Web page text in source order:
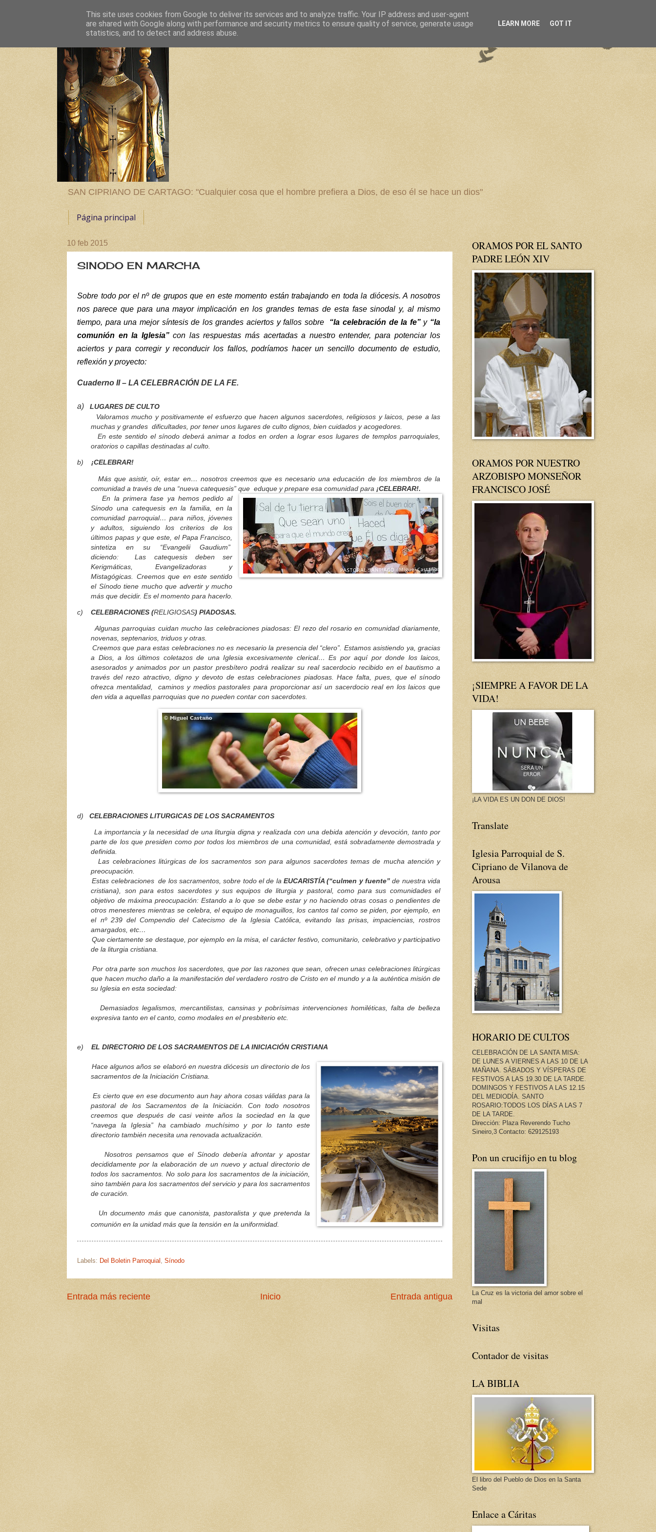
SAN CIPRIANO DE CARTAGO: "Cualquier cosa que el hombre prefiera a Dios, de eso él se hace un dios"
Página principal
10 feb 2015
SINODO EN MARCHA
Sobre todo por el nº de grupos que en este momento están trabajando en toda la diócesis. A nosotros
nos parece que para una mayor implicación en los grandes temas de esta fase sinodal y, al mismo
tiempo, para una mejor síntesis de los grandes aciertos y fallos sobre “la celebración de la fe”y “la
comunión en la Iglesia”con las respuestas más acertadas a nuestro entender, para potenciar los
aciertos y para corregir y reconducir los fallos, podríamos hacer un sencillo documento de estudio,
reflexión y proyecto:
Cuaderno II – LA CELEBRACIÓN DE LA FE.
a)
LUGARES DE CULTO
Valoramos mucho y positivamente el esfuerzo que hacen algunos sacerdotes, religiosos y laicos, pese a las
muchas y grandes dificultades, por tener unos lugares de culto dignos, bien cuidados y acogedores.
En este sentido el sínodo deberá animar a todos en orden a lograr esos lugares de templos parroquiales,
oratorios o capillas destinadas al culto.
b) ¡CELEBRAR!
Más que asistir, oír, estar en… nosotros creemos que es necesario una educación de los miembros de la
comunidad a través de una “nueva catequesis” que eduque y prepare esa comunidad para ¡CELEBRAR!.
En la primera fase ya hemos pedido al
Sínodo una catequesis en la familia, en la
comunidad parroquial… para niños, jóvenes
y adultos, siguiendo los criterios de los
últimos papas y que este, el Papa Francisco,
sintetiza en su “Evangelii Gaudium”
diciendo: Las catequesis deben ser
Kerigmáticas, Evangelizadoras y
Mistagógicas. Creemos que en este sentido
el Sínodo tiene mucho que advertir y mucho
más que decidir. Es el momento para hacerlo.
c) CELEBRACIONES (RELIGIOSAS) PIADOSAS.
Algunas parroquias cuidan mucho las celebraciones piadosas: El rezo del rosario en comunidad diariamente,
novenas, septenarios, triduos y otras.
Creemos que para estas celebraciones no es necesario la presencia del “clero”. Estamos asistiendo ya, gracias
a Dios, a los últimos coletazos de una Iglesia excesivamente clerical… Es por aquí por donde los laicos,
asesorados y animados por un pastor presbítero podrá realizar su real sacerdocio recibido en el bautismo a
través del rezo atractivo, digno y devoto de estas celebraciones piadosas. Hace falta, pues, que el sínodo
ofrezca mentalidad, caminos y medios pastorales para proporcionar así un sacerdocio real en los laicos que
den vida a aquellas parroquias que no pueden contar con sacerdotes.
d) CELEBRACIONES LITURGICAS DE LOS SACRAMENTOS
La importancia y la necesidad de una liturgia digna y realizada con una debida atención y devoción, tanto por
parte de los que presiden como por todos los miembros de una comunidad, está sobradamente demostrada y
definida.
Las celebraciones litúrgicas de los sacramentos son para algunos sacerdotes temas de mucha atención y
preocupación.
Estas celebraciones de los sacramentos, sobre todo el de laEUCARISTÍA (“culmen y fuente”de nuestra vida
cristiana), son para estos sacerdotes y sus equipos de liturgia y pastoral, como para sus comunidades el
objetivo de máxima preocupación: Estando a lo que se debe estar y no haciendo otras cosas o pendientes de
otros menesteres mientras se celebra, el equipo de monaguillos, los cantos tal como se piden, por ejemplo, en
el nº 239 del Compendio del Catecismo de la Iglesia Católica, evitando las prisas, impaciencias, rostros
amargados, etc…
Que ciertamente se destaque, por ejemplo en la misa, el carácter festivo, comunitario, celebrativo y participativo
de la liturgia cristiana.
Por otra parte son muchos los sacerdotes, que por las razones que sean, ofrecen unas celebraciones litúrgicas
que hacen mucho daño a la manifestación del verdadero rostro de Cristo en el mundo y a la auténtica misión de
su Iglesia en esta sociedad:
Demasiados legalismos, mercantilistas, cansinas y pobrísimas intervenciones homiléticas, falta de belleza
expresiva tanto en el canto, como modales en el presbiterio etc.
e) EL DIRECTORIO DE LOS SACRAMENTOS DE LA INICIACIÓN CRISTIANA
Hace algunos años se elaboró en nuestra diócesis un directorio de los
sacramentos de la Iniciación Cristiana.
Es cierto que en ese documento aun hay ahora cosas válidas para la
pastoral de los Sacramentos de la Iniciación. Con todo nosotros
creemos que después de casi veinte años la sociedad en la que
“navega la Iglesia” ha cambiado muchísimo y por lo tanto este
directorio también necesita una renovada actualización.
Nosotros pensamos que el Sínodo debería afrontar y apostar
decididamente por la elaboración de un nuevo y actual directorio de
todos los sacramentos. No solo para los sacramentos de la iniciación,
sino también para los sacramentos del servicio y para los sacramentos
de curación.
Un documento más que canonista, pastoralista y que pretenda la
comunión en la unidad más que la tensión en la uniformidad.
Labels: Del Boletin Parroquial Sínodo
Entrada más reciente Entrada antigua
Inicio
ORAMOS POR EL SANTO
PADRE LEÓN XIV
ORAMOS POR NUESTRO
ARZOBISPO MONSEÑOR
FRANCISCO JOSÉ
¡SIEMPRE A FAVOR DE LA
VIDA!
¡LA VIDA ES UN DON DE DIOS!
Translate
Iglesia Parroquial de S.
Cipriano de Vilanova de
Arousa
HORARIO DE CULTOS
CELEBRACIÓN DE LA SANTA MISA:
DE LUNES A VIERNES A LAS 10 DE LA
MAÑANA. SÁBADOS Y VÍSPERAS DE
FESTIVOS A LAS 19.30 DE LA TARDE.
DOMINGOS Y FESTIVOS A LAS 12.15
DEL MEDIODÍA. SANTO
ROSARIO:TODOS LOS DÍAS A LAS 7
DE LA TARDE.
Dirección: Plaza Reverendo Tucho
Sineiro,3 Contacto: 629125193
Pon un crucifijo en tu blog
La Cruz es la victoria del amor sobre el
mal
Visitas
Contador de visitas
LA BIBLIA
El libro del Pueblo de Dios en la Santa
Sede
Enlace a Cáritas
This site uses cookies from Google to deliver its services and to analyze traffic. Your IP address and user-agent
are shared with Google along with performance and security metrics to ensure quality of service, generate usage
statistics, and to detect and address abuse.
LEARN MORE GOT IT